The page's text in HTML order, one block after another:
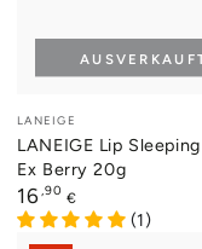
Verkäufer/in:
LANEIGE
LANEIGE Lip
Ex Berry 20g
Regulärer
Preis
16,90 €
(1)